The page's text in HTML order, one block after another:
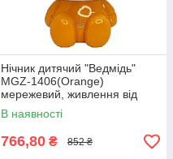
Нічник дитячий "Ведмідь"
MGZ-1406(Orange)
мережевий, живлення від
USB
В наявності
766,80 ₴ 852 ₴